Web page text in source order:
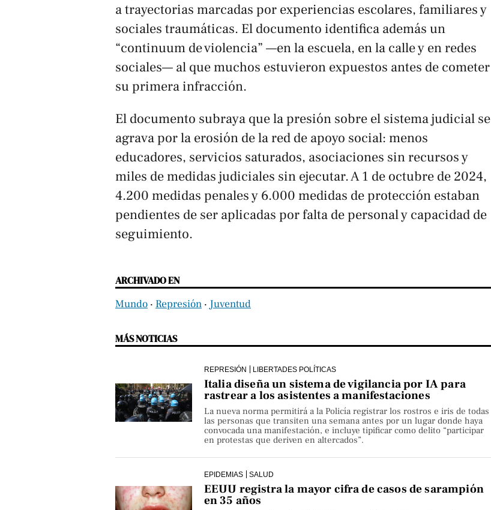
a trayectorias marcadas por experiencias escolares, familiares y
sociales traumáticas. El documento identifica además un
“continuum de violencia” —en la escuela, en la calle y en redes
sociales— al que muchos estuvieron expuestos antes de cometer
su primera infracción.
El documento subraya que la presión sobre el sistema judicial se
agrava por la erosión de la red de apoyo social: menos
educadores, servicios saturados, asociaciones sin recursos y
miles de medidas judiciales sin ejecutar. A 1 de octubre de 2024,
4.200 medidas penales y 6.000 medidas de protección estaban
pendientes de ser aplicadas por falta de personal y capacidad de
seguimiento.
ARCHIVADO EN
Mundo ‧ Represión ‧ Juventud
MÁS NOTICIAS
REPRESIÓN LIBERTADES POLÍTICAS
Italia diseña un sistema de vigilancia por IA para
rastrear a los asistentes a manifestaciones
La nueva norma permitirá a la Policía registrar los rostros e iris de todas
las personas que transiten una semana antes por un lugar donde haya
convocada una manifestación, e incluye tipificar como delito “participar
en protestas que deriven en altercados”.
EPIDEMIAS SALUD
EEUU registra la mayor cifra de casos de sarampión
en 35 años